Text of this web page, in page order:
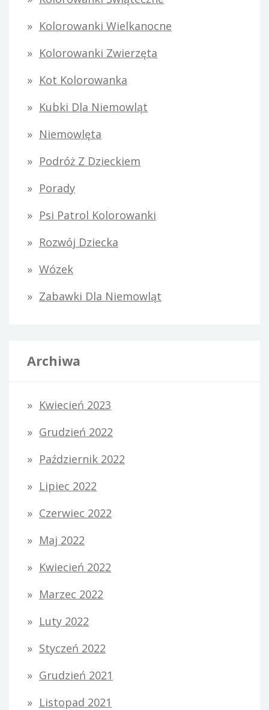
Kolorowanki Wielkanocne
Kolorowanki Zwierzęta
Kot Kolorowanka
Kubki Dla Niemowląt
Niemowlęta
Podróż Z Dzieckiem
Porady
Psi Patrol Kolorowanki
Rozwój Dziecka
Wózek
Zabawki Dla Niemowląt
Archiwa
Kwiecień 2023
Grudzień 2022
Październik 2022
Lipiec 2022
Czerwiec 2022
Maj 2022
Kwiecień 2022
Marzec 2022
Luty 2022
Styczeń 2022
Grudzień 2021
Listopad 2021